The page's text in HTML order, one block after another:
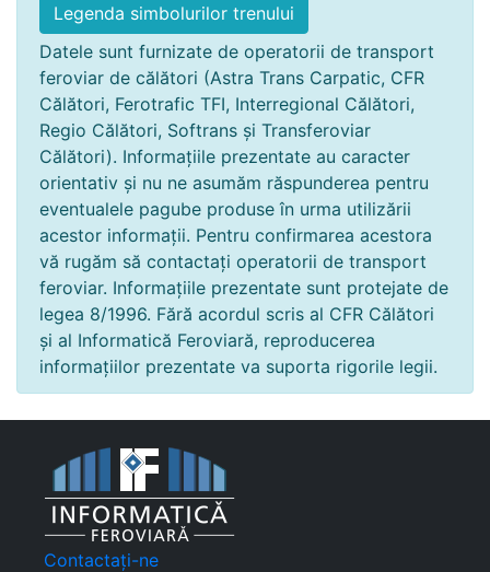
Legenda simbolurilor trenului
Datele sunt furnizate de operatorii de transport
feroviar de călători (Astra Trans Carpatic, CFR
Călători, Ferotrafic TFI, Interregional Călători,
Regio Călători, Softrans și Transferoviar
Călători). Informațiile prezentate au caracter
orientativ și nu ne asumăm răspunderea pentru
eventualele pagube produse în urma utilizării
acestor informații. Pentru confirmarea acestora
vă rugăm să contactați operatorii de transport
feroviar. Informațiile prezentate sunt protejate de
legea 8/1996. Fără acordul scris al CFR Călători
și al Informatică Feroviară, reproducerea
informațiilor prezentate va suporta rigorile legii.
Contactați-ne